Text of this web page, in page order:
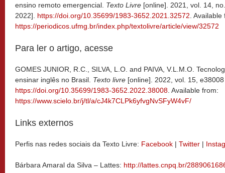
ensino remoto emergencial. Texto Livre [online]. 2021, vol. 14,
2022]. https://doi.org/10.35699/1983-3652.2021.32572 .
https://periodicos.ufmg.br/index.php/textolivre/article/view/32572
Para ler o artigo, acesse
GOMES JUNIOR, R.C., SILVA, L.O. and PAIVA, V.L.M.O.
ensinar inglês no Brasil. Texto livre [online]. 2022, vol. 15,
https://doi.org/10.35699/1983-3652.2022.38008 . Available from:
https://www.scielo.br/j/tl/a/cJ4k7CLPk6yfvgNvSFyW4vF/
Links externos
Perfis nas redes sociais da Texto Livre: Facebook | Twitter |
Bárbara Amaral da Silva – Lattes: http://lattes.cnpq.br/